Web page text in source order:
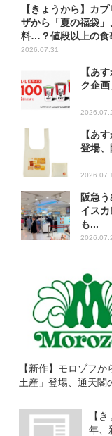
【きょうから】カ
ザから「夏の福袋」
料…？値段以上の食
定...
2026.07.31
【あ
ク企
【あ
登場
阪急
イス
も...
【新作】モロゾフか
土産」登場、通天閣
クスイーツ 6カ所で
【
年、